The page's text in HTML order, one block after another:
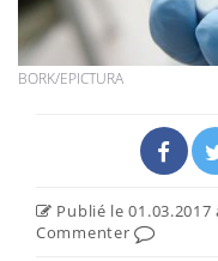
BORK/EPICTURA
Publié le 01.03.2017
Commenter